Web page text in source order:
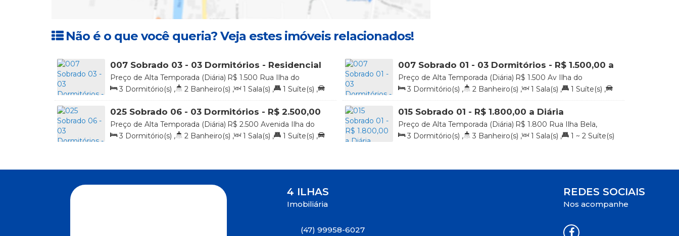
Não é o que você queria? Veja estes imóveis relacionados!
007 Sobrado 03 - 03 Dormitórios - Residencial
Ilha do Arvoredo - R$ 1.500,00 diária
R$ 1.500
Preço de Alta Temporada (Diária)
Rua Ilha do
Arvoredo, 70, Praia de 4 Ilhas, Bombinhas, Santa Catarina,
3 Dormitório(s) , 2 Banheiro(s) , 1 Sala(s) , 1 Suíte(s) ,
007 Sobrado 01 - 03 Dormitórios - R$ 1.500,00 a
diária
R$ 1.500
Preço de Alta Temporada (Diária)
Av Ilha do
Arvoredo, 70, Sobrado 01, 88215-000, Praia de 4 Ilhas,
Bombinhas, Santa Catarina, Brasil
3 Dormitório(s) , 2 Banheiro(s) , 1 Sala(s) , 1 Suíte(s) ,
025 Sobrado 06 - 03 Dormitórios - R$ 2.500,00
a Diária
R$ 2.500
Preço de Alta Temporada (Diária)
Avenida Ilha do
Arvoredo, 332, Sobrado 06, 88215-000, Praia de 4 Ilhas,
Bombinhas, Santa Catarina, Brasil
3 Dormitório(s) , 2 Banheiro(s) , 1 Sala(s) , 1 Suíte(s) ,
015 Sobrado 01 - R$ 1.800,00 a Diária
R$ 1.800
Preço de Alta Temporada (Diária)
Rua Ilha Bela,
88215-000, 4 Ilhas, Bombinhas, Santa Catarina, Brasil
3 Dormitório(s) , 3 Banheiro(s) , 1 Sala(s) , 1 ~ 2 Suíte(s)
4 ILHAS
Imobiliária
(47) 99958-6027
REDES SOCIAIS
Nos acompanhe